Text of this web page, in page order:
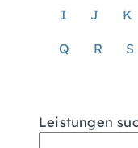
I J K
Q R S
Leistungen